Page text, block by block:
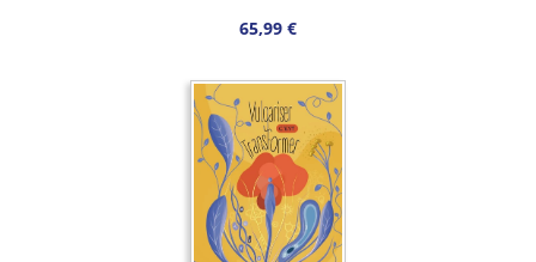
65,99 €